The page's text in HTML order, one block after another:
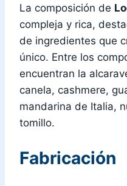
La composición de
compleja y rica,
de ingredientes que
único. Entre los
encuentran la
canela, cashmere,
mandarina de Italia,
tomillo.
Fabricación